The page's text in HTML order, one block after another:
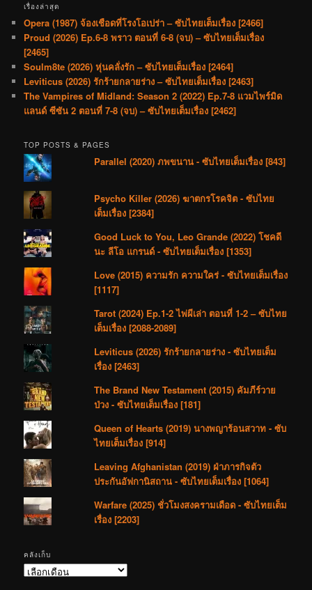
เรื่องล่าสุด
Opera (1987) จ้องเชือดที่โรงโอเปร่า – ซับไทยเต็มเรื่อง [2466]
Proud (2026) Ep.6-8 พราว ตอนที่ 6-8 (จบ) – ซับไทยเต็มเรื่อง
[2465]
Soulm8te (2026) หุ่นคลั่งรัก – ซับไทยเต็มเรื่อง [2464]
Leviticus (2026) รักร้ายกลายร่าง – ซับไทยเต็มเรื่อง [2463]
The Vampires of Midland: Season 2 (2022) Ep.7-8 แวมไพร์มิด
แลนด์ ซีซัน 2 ตอนที่ 7-8 (จบ) – ซับไทยเต็มเรื่อง [2462]
TOP POSTS & PAGES
Parallel (2020) ภพขนาน - ซับไทยเต็มเรื่อง [843]
Psycho Killer (2026) ฆาตกรโรคจิต - ซับไทย
เต็มเรื่อง [2384]
Good Luck to You, Leo Grande (2022) โชคดี
นะ ลีโอ แกรนด์ - ซับไทยเต็มเรื่อง [1353]
Love (2015) ความรัก ความใคร่ - ซับไทยเต็มเรื่อง
[1117]
Tarot (2024) Ep.1-2 ไพ่ผีเล่า ตอนที่ 1-2 – ซับไทย
เต็มเรื่อง [2088-2089]
Leviticus (2026) รักร้ายกลายร่าง - ซับไทยเต็ม
เรื่อง [2463]
The Brand New Testament (2015) คัมภีร์วาย
ป่วง - ซับไทยเต็มเรื่อง [181]
Queen of Hearts (2019) นางพญาร้อนสวาท - ซับ
ไทยเต็มเรื่อง [914]
Leaving Afghanistan (2019) ฝ่าภารกิจตัว
ประกันอัฟกานิสถาน - ซับไทยเต็มเรื่อง [1064]
Warfare (2025) ชั่วโมงสงครามเดือด - ซับไทยเต็ม
เรื่อง [2203]
คลังเก็บ
คลัง